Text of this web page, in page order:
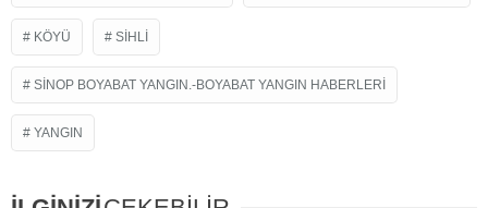
KÖYÜ SIHLI
SINOP BOYABAT YANGIN.-BOYABAT YANGIN HABERLERI
YANGIN